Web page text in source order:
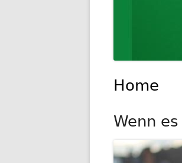
Home
Wenn